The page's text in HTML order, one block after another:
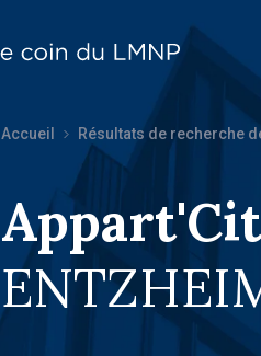
Accueil Résultats de recherche